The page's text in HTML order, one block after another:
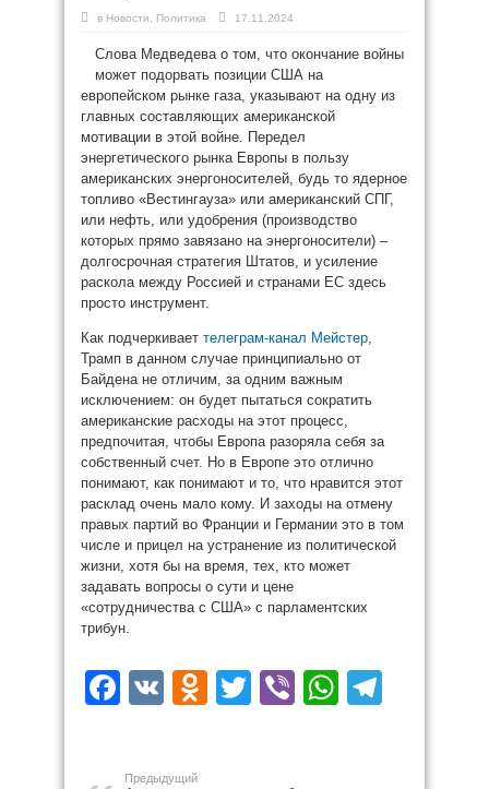
в Новости Политика 17.11.2024
Слова Медведева о том, что окончание войны
может подорвать позиции США на
европейском рынке газа, указывают на одну из
главных составляющих американской
мотивации в этой войне. Передел
энергетического рынка Европы в пользу
американских энергоносителей, будь то ядерное
топливо «Вестингауза» или американский СПГ,
или нефть, или удобрения (производство
которых прямо завязано на энергоносители) –
долгосрочная стратегия Штатов, и усиление
раскола между Россией и странами ЕС здесь
просто инструмент.
Как подчеркивает телеграм-канал Мейстер,
Трамп в данном случае принципиально от
Байдена не отличим, за одним важным
исключением: он будет пытаться сократить
американские расходы на этот процесс,
предпочитая, чтобы Европа разоряла себя за
собственный счет. Но в Европе это отлично
понимают, как понимают и то, что нравится этот
расклад очень мало кому. И заходы на отмену
правых партий во Франции и Германии это в том
числе и прицел на устранение из политической
жизни, хотя бы на время, тех, кто может
задавать вопросы о сути и цене
«сотрудничества с США» с парламентских
трибун.
Facebook
VK Odnoklassniki
Twitter
Viber
Предыдущий